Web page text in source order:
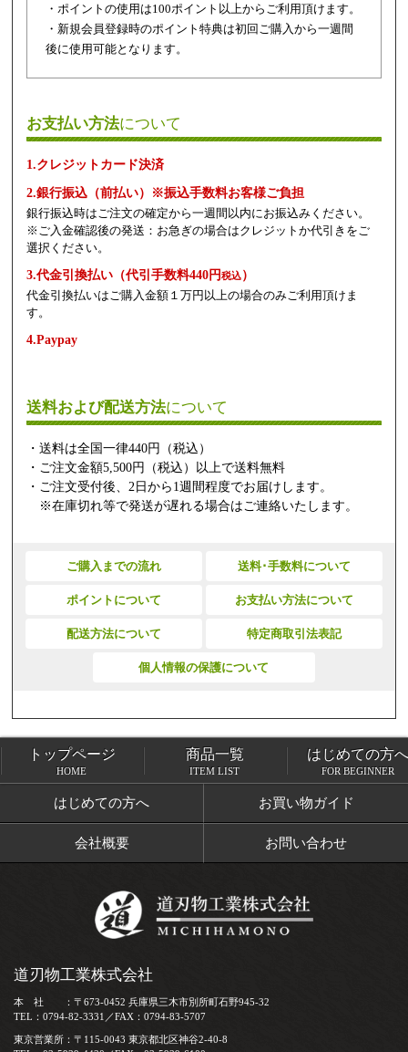
・ポイントの使用は100ポイント以上からご利用頂けます。
・新規会員登録時のポイント特典は初回ご購入から一週間
後に使用可能となります。
お支払い方法について
1.クレジットカード決済
2.銀行振込（前払い）※振込手数料お客様ご負担
銀行振込時はご注文の確定から一週間以内にお振込みください。
※ご入金確認後の発送：お急ぎの場合はクレジットか代引きをご
選択ください。
3.代金引換払い（代引手数料440円税込）
代金引換払いはご購入金額１万円以上の場合のみご利用頂けま
す。
4.Paypay
送料および配送方法について
・送料は全国一律440円（税込）
・ご注文金額5,500円（税込）以上で送料無料
・ご注文受付後、2日から1週間程度でお届けします。
※在庫切れ等で発送が遅れる場合はご連絡いたします。
ご購入までの流れ 送料･手数料について
ポイントについて お支払い方法について
配送方法について 特定商取引法表記
個人情報の保護について
トップページ 商品一覧
はじめての方へ お買い物ガイド
会社概要 お問い合わせ
トップページ
HOME
商品一覧
ITEM LIST
はじめての方へ
FOR BEGINNER
道刃物工業株式会社
本 社 ：〒673-0452 兵庫県三木市別所町石野945-32
TEL：0794-82-3331／FAX：0794-83-5707
東京営業所：〒115-0043 東京都北区神谷2-40-8